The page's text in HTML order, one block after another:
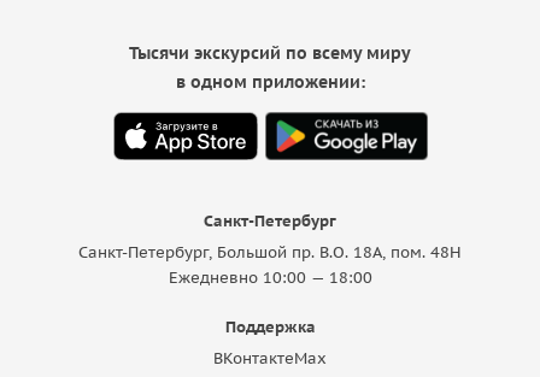
Санкт-Петербург
Санкт-Петербург, Большой пр. В.О. 18A, пом. 48Н
Ежедневно 10:00 — 18:00
Поддержка
ВКонтактеMax
Тысячи экскурсий по всему миру
в одном приложении: